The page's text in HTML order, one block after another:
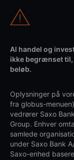
Al handel og
ikke begrænset til,
beløb.
Oplysninger på
fra globus-
vedrører Saxo
Group. Enhver
samlede
under Saxo Bank
Saxo-enhed